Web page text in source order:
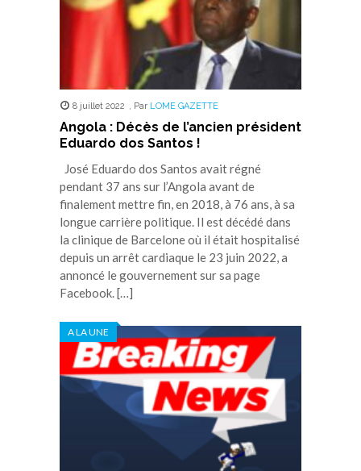
8 juillet 2022 , Par LOME GAZETTE
Angola : Décès de l’ancien président
Eduardo dos Santos !
José Eduardo dos Santos avait régné
pendant 37 ans sur l’Angola avant de
finalement mettre fin, en 2018, à 76 ans, à sa
longue carrière politique. Il est décédé dans
la clinique de Barcelone où il était hospitalisé
depuis un arrêt cardiaque le 23 juin 2022, a
annoncé le gouvernement sur sa page
Facebook. […]
A LA UNE